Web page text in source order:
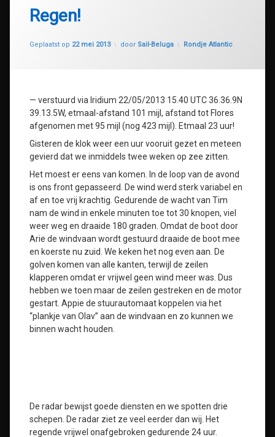
Regen!
Geplaatst op 22 mei 2013
Geüpdatet op 30 juli 2020
door Sail-Beluga Categorieën:
Rondje Atlantic
— verstuurd via Iridium 22/05/2013 15.40 UTC 36.36.9N
39.13.5W, etmaal-afstand 101 mijl, afstand tot Flores
afgenomen met 95 mijl (nog 423 mijl). Etmaal 23 uur!
Gisteren de klok weer een uur vooruit gezet en meteen
gevierd dat we inmiddels twee weken op zee zitten.
Het moest er eens van komen. In de loop van de avond
is ons front gepasseerd. De wind werd sterk variabel en
af en toe vrij krachtig. Gedurende de wacht van Tim
nam de wind in enkele minuten toe tot 30 knopen, viel
weer weg en draaide 180 graden. Omdat de boot door
Arie de windvaan wordt gestuurd draaide de boot mee
en koerste nu zuid. We keken het nog even aan. De
golven komen van alle kanten, terwijl de zeilen
klapperen omdat er vrijwel geen wind meer was. Dus
hebben we toen maar de zeilen gestreken en de motor
gestart. Appie de stuurautomaat koppelen via het
“plankje van Olav” aan de windvaan en zo kunnen we
binnen wacht houden.
De radar bewijst goede diensten en we spotten drie
schepen. De radar ziet ze veel eerder dan wij. Het
regende vrijwel onafgebroken gedurende 24 uur.